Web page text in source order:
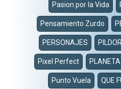
Pasion por la Vida
Pensamiento Zurdo
PERSONAJES
Pixel Perfect
Punto Vuela QUE